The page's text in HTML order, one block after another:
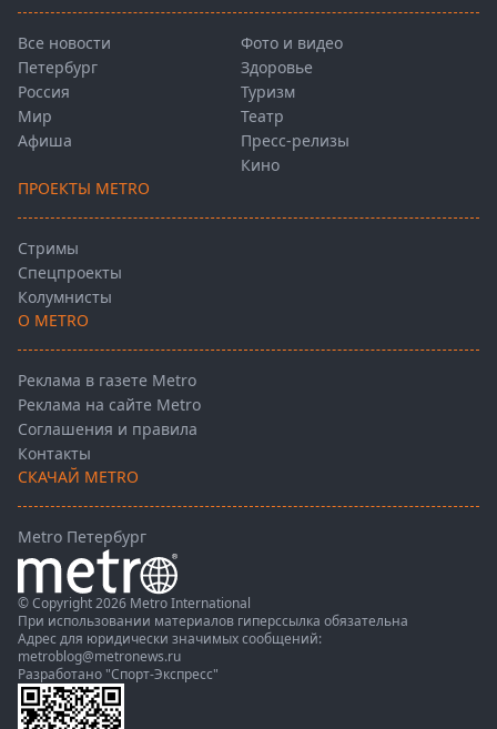
Все новости
Петербург
Россия
Мир
Афиша
Фото и видео
Здоровье
Туризм
Театр
Пресс-релизы
Кино
ПРОЕКТЫ METRO
Стримы
Спецпроекты
Колумнисты
О METRO
Реклама в газете Metro
Реклама на сайте Metro
Соглашения и правила
Контакты
СКАЧАЙ METRO
Metro Петербург
© Copyright 2026 Metro International
При использовании материалов гиперссылка обязательна
Адрес для юридически значимых сообщений:
metroblog@metronews.ru
Разработано "Спорт-Экспресс"